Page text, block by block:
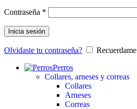
Contraseña *
Inicia sesión
Olvidaste tu contraseña?
Recuerdame
Perros
Collares, arneses y correas
Collares
Arneses
Correas